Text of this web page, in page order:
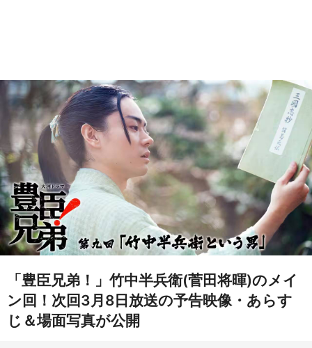
「豊臣兄弟！」竹中半兵衛(菅田将暉)のメイ
ン回！次回3月8日放送の予告映像・あらす
じ＆場面写真が公開